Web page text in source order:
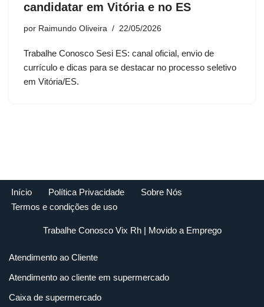
candidatar em Vitória e no ES
por Raimundo Oliveira 22/05/2026
Trabalhe Conosco Sesi ES: canal oficial, envio de
currículo e dicas para se destacar no processo seletivo
em Vitória/ES.
Início Política Privacidade
Sobre Nós
Termos e condições de uso
Trabalhe Conosco Vix Rh| Movido a Emprego
Atendimento ao Cliente
Atendimento ao cliente em supermercado
Caixa de supermercado